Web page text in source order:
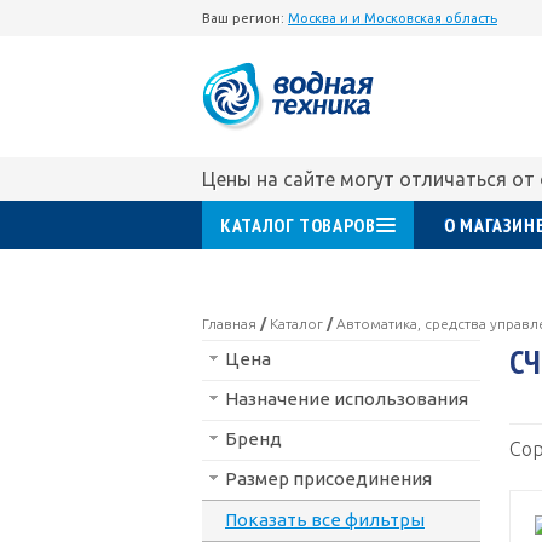
Ваш регион: Москва и и Московская область
Цены на сайте могут отличаться
КАТАЛОГ ТОВАРОВ О
Главная / Каталог /Автоматика, средства
Цена
Назначение использования
Бренд
Размер присоединения
Показать все фильтры